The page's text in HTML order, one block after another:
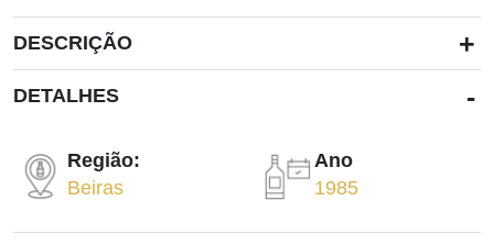
DESCRIÇÃO +
DETALHES -
Região:
Beiras
Ano
1985